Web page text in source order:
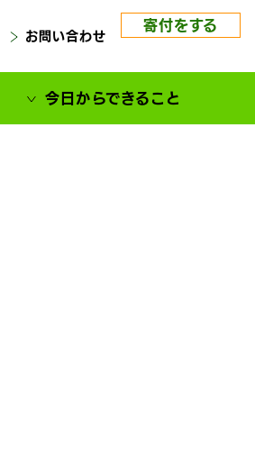
お問い合わせ
寄付をする
今日からできること